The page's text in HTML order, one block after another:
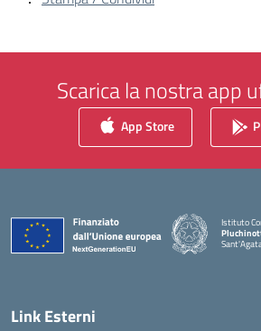
Scarica la nostra app
App Store
Istituto
— Visita
Link Esterni